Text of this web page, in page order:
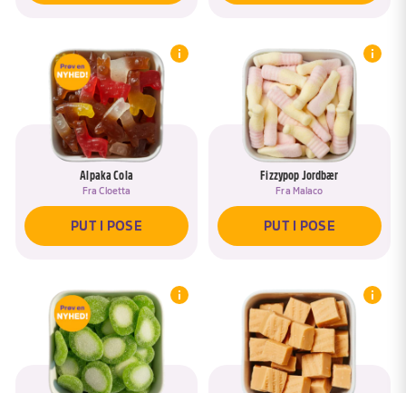
Alpaka Cola
FraCloetta
PUT I POSE
Fizzypop Jordbær
Fra Malaco
PUT I POSE